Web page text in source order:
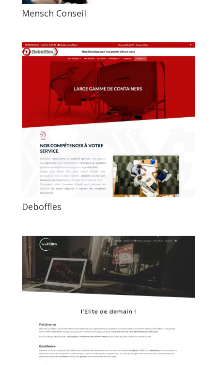
Mensch Conseil
Deboffles